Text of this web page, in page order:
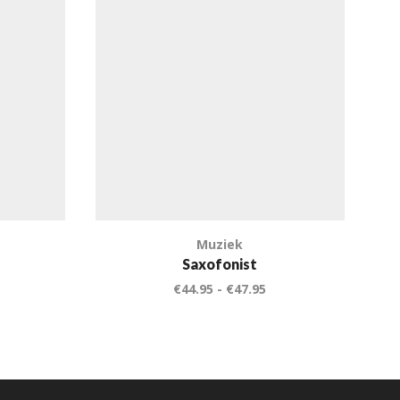
Muziek
Saxofonist
€44.95 - €47.95